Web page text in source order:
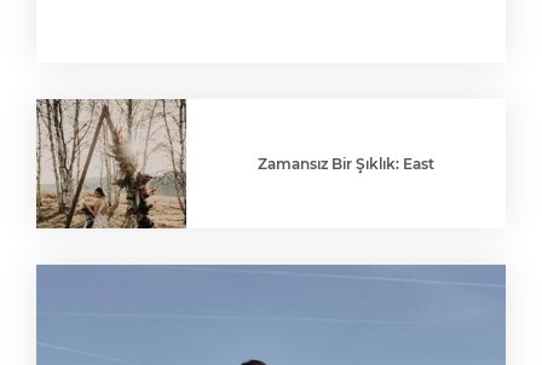
Zamansız Bir Şıklık: East